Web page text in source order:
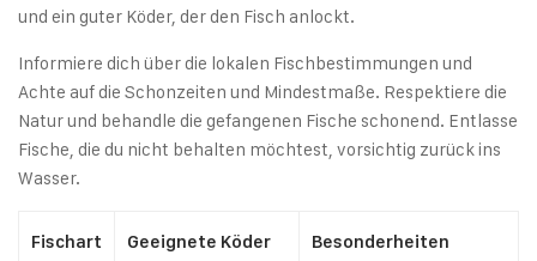
und ein guter Köder, der den Fisch anlockt.
Informiere dich über die lokalen Fischbestimmungen und
Achte auf die Schonzeiten und Mindestmaße. Respektiere die
Natur und behandle die gefangenen Fische schonend. Entlasse
Fische, die du nicht behalten möchtest, vorsichtig zurück ins
Wasser.
Fischart Geeignete Köder Besonderheiten